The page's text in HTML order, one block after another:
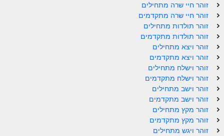
זוהר צו מתקדמים
פרשת שמיני מתקדמים
ספר הזוהר פרשת תזריע למתחילים
ספר הזוהר פרשת תזריע למתקדמים
זוהר מצורע מתחילים
זוהר מצורע למתקדמים
זוהר חיי שרה מתחילים
זוהר חיי שרה מתקדמים
זוהר תולדות מתחילים
זוהר תולדות מתקדמים
זוהר ויצא מתחילים
זוהר ויצא מתקדמים
זוהר וישלח מתחילים
זוהר וישלח מתקדמים
זוהר וישב מתחילים
זוהר וישב מתקדמים
זוהר מקץ מתחילים
זוהר מקץ מתקדמים
זוהר ויגש מתחילים